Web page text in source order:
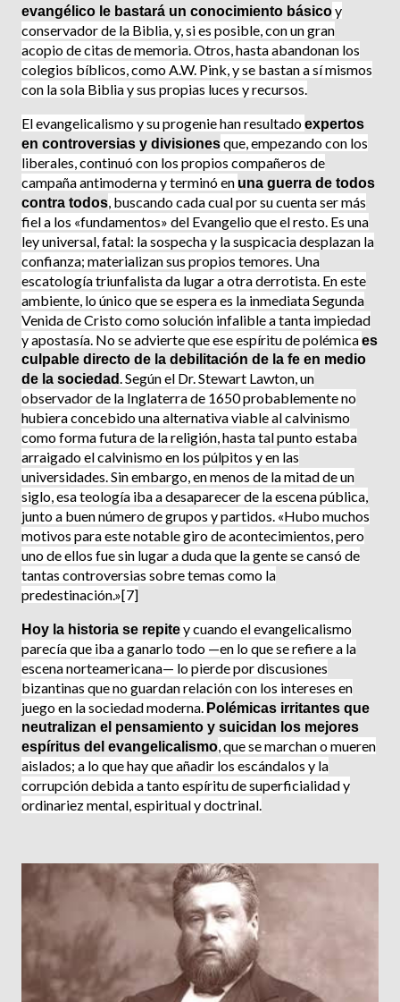
evan­gélico le bastará un conocimiento básicoy
conservador de la Biblia, y, si es posible, con un gran
acopio de citas de memoria. Otros, hasta abandonan los
colegios bíblicos, como A.W. Pink, y se bastan a sí mismos
con la sola Biblia y sus propias luces y recursos.
El evangelicalismo y su progenie han resultadoex­pertos
en controversias y divisionesque, empezando con los
liberales, continuó con los propios compañeros de
campaña antimoderna y terminó en una guerra de todos
contra todos , buscando cada cual por su cuenta ser más
fiel a los «fundamentos» del Evangelio que el resto. Es una
ley universal, fatal: la sospecha y la suspi­cacia desplazan la
confianza; materializan sus propios temores. Una
escatología triunfalista da lugar a otra derrotista. En este
ambiente, lo único que se espera es la inmediata Segunda
Venida de Cristo como solu­ción infalible a tanta impiedad
y apostasía. No se advierte que ese espíritu de polémicaes
culpable directo de la debilitación de la fe en medio
de la sociedad . Según el Dr. Stewart Lawton, un
observador de la Inglaterra de 1650 probablemente no
hubiera concebido una alternativa via­ble al calvinismo
como forma futura de la religión, hasta tal punto estaba
arraigado el calvinismo en los púlpitos y en las
universidades. Sin embargo, en menos de la mitad de un
siglo, esa teología iba a desaparecer de la escena pública,
junto a buen número de grupos y partidos. «Hubo muchos
motivos para este notable giro de acontecimientos, pero
uno de ellos fue sin lugar a duda que la gente se cansó de
tantas controversias sobre temas como la
predestinación.»[7]
Hoy la historia se repitey cuando el evangelicalismo
parecía que iba a ga­narlo todo —en lo que se refiere a la
escena norteamericana— lo pierde por discusiones
bizantinas que no guardan relación con los intereses en
juego en la sociedad moderna. Polémicas irritantes que
neutralizan el pensamiento y suici­dan los mejores
espíritus del evangeli­calismo , que se marchan o mueren
aislados; a lo que hay que añadir los escándalos y la
corrupción debida a tanto espíritu de superficialidad y
ordinariez mental, espiritual y doctrinal.